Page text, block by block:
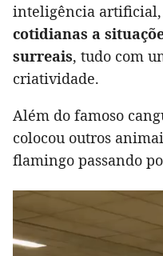
inteligência artificial,
cotidianas a
surreais, tudo com
criatividade.
Além do famoso
colocou outros
flamingo passando